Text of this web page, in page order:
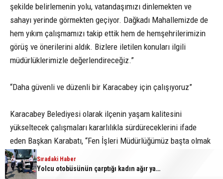
Sıradaki Haber
Karacabey Belediyesi’nden metruk yapılara geçit yok
şekilde belirlemenin yolu, vatandaşımızı dinlemekten ve
sahayı yerinde görmekten geçiyor. Dağkadı Mahallemizde de
hem yıkım çalışmamızı takip ettik hem de hemşehrilerimizin
görüş ve önerilerini aldık. Bizlere iletilen konuları ilgili
müdürlüklerimizle değerlendireceğiz.”
“Daha güvenli ve düzenli bir Karacabey için çalışıyoruz”
Karacabey Belediyesi olarak ilçenin yaşam kalitesini
yükseltecek çalışmaları kararlılıkla sürdüreceklerini ifade
eden Başkan Karabatı, “Fen İşleri Müdürlüğümüz başta olmak
üzere sahadaki tüm ekiplerimizle daha güvenli, daha düzenli
ve daha yaşanabilir bir Karacabey için çalışıyoruz. Mahalle
Sıradaki Haber
Yolcu otobüsünün çarptığı kadın ağır yaralandı